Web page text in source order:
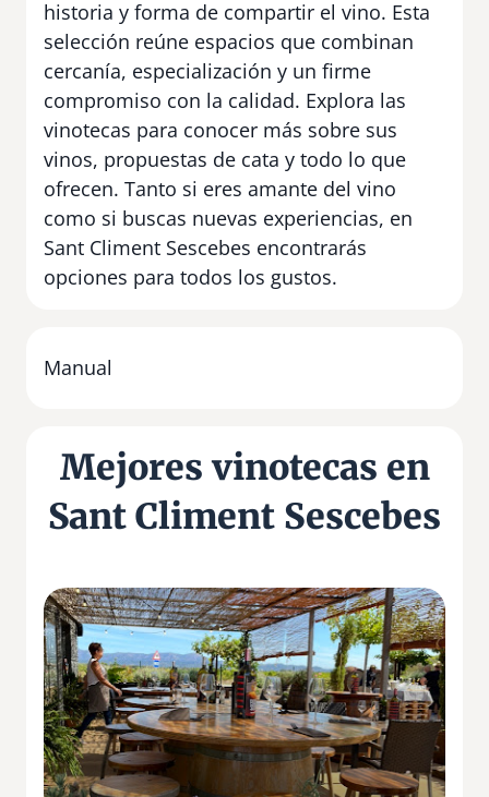
historia y forma de compartir el vino. Esta
selección reúne espacios que combinan
cercanía, especialización y un firme
compromiso con la calidad. Explora las
vinotecas para conocer más sobre sus
vinos, propuestas de cata y todo lo que
ofrecen. Tanto si eres amante del vino
como si buscas nuevas experiencias, en
Sant Climent Sescebes encontrarás
opciones para todos los gustos.
Manual
Mejores vinotecas en
Sant Climent Sescebes
C
o
v
i
c
a
E
m